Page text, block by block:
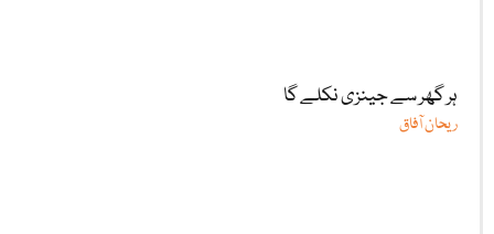
ہر گھر سے جینزی نکلے گا
ریحان آفاق